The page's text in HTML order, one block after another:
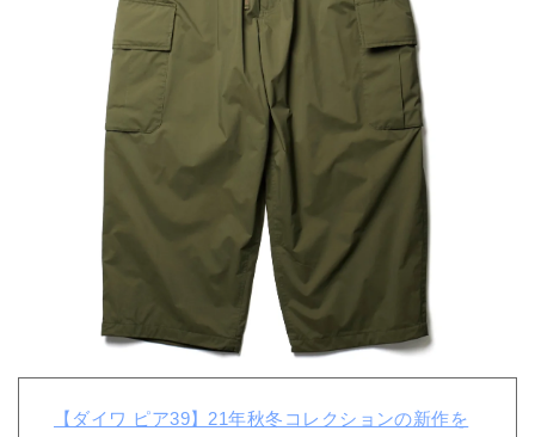
【ダイワ ピア39】21年秋冬コレクションの新作を